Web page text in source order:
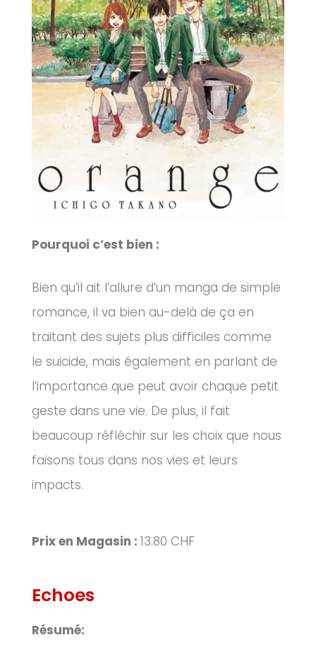
Pourquoi c’est bien :
Bien qu’il ait l’allure d’un manga de simple
romance, il va bien au-delà de ça en
traitant des sujets plus difficiles comme
le suicide, mais également en parlant de
l’importance que peut avoir chaque petit
geste dans une vie. De plus, il fait
beaucoup réfléchir sur les choix que nous
faisons tous dans nos vies et leurs
impacts.
Prix en Magasin : 13.80 CHF
Echoes
Résumé: